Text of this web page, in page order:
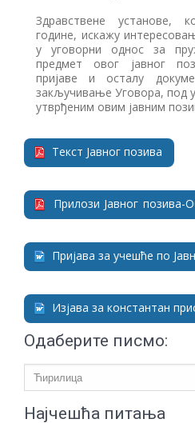
Здравствене установе,
године, искажу
у уговорни однос за
предмет овог јавног
пријаве и осталу
закључивање Уговора, под
утврђеним овим јавним
Текст Јавног позива
Прилози Јавног позива-
Пријава за учешће по
Изјава за константан
Одаберите писмо:
Најчешћа питања